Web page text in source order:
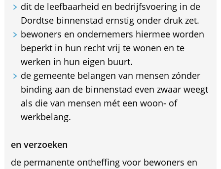
dit de leefbaarheid en bedrijfsvoering in de
Dordtse binnenstad ernstig onder druk zet.
bewoners en ondernemers hiermee worden
beperkt in hun recht vrij te wonen en te
werken in hun eigen buurt.
de gemeente belangen van mensen zónder
binding aan de binnenstad even zwaar weegt
als die van mensen mét een woon- of
werkbelang.
en verzoeken
de permanente ontheffing voor bewoners en